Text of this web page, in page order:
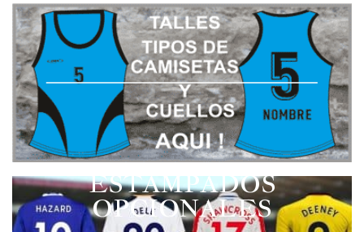
ESTAMPADOS
OPCIONALES